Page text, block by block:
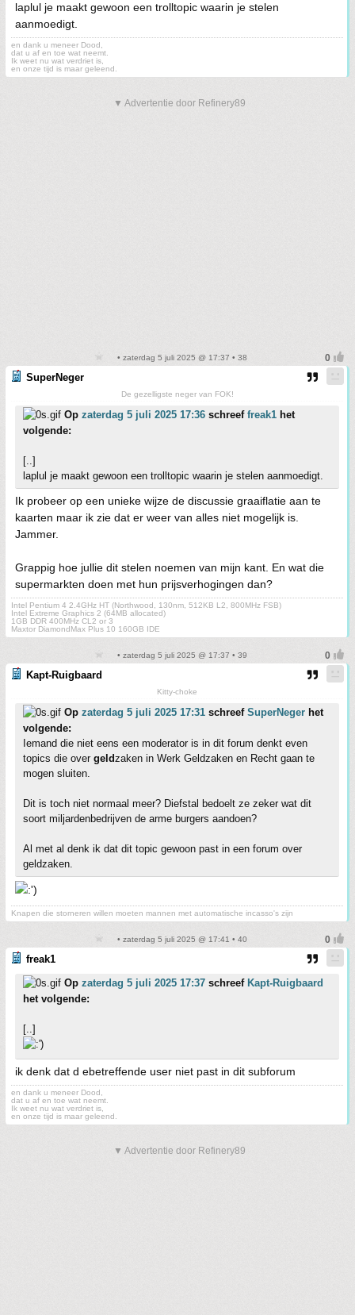
laplul je maakt gewoon een trolltopic waarin je stelen
aanmoedigt.
en dank u meneer Dood,
dat u af en toe wat neemt.
Ik weet nu wat verdriet is,
en onze tijd is maar geleend.
▼ Advertentie door Refinery89
• zaterdag 5 juli 2025 @ 17:37 • 38
SuperNeger
De gezelligste neger van FOK!
Op zaterdag 5 juli 2025 17:36 schreef freak1 het
volgende:
[..]
laplul je maakt gewoon een trolltopic waarin je stelen aanmoedigt.
Ik probeer op een unieke wijze de discussie graaiflatie aan te
kaarten maar ik zie dat er weer van alles niet mogelijk is.
Jammer.
Grappig hoe jullie dit stelen noemen van mijn kant. En wat die
supermarkten doen met hun prijsverhogingen dan?
Intel Pentium 4 2.4GHz HT (Northwood, 130nm, 512KB L2, 800MHz FSB)
Intel Extreme Graphics 2 (64MB allocated)
1GB DDR 400MHz CL2 or 3
Maxtor DiamondMax Plus 10 160GB IDE
• zaterdag 5 juli 2025 @ 17:37 • 39
Kapt-Ruigbaard
Kitty-choke
Op zaterdag 5 juli 2025 17:31 schreef SuperNeger het
volgende:
Iemand die niet eens een moderator is in dit forum denkt even
topics die over geldzaken in Werk Geldzaken en Recht gaan te
mogen sluiten.
Dit is toch niet normaal meer? Diefstal bedoelt ze zeker wat dit
soort miljardenbedrijven de arme burgers aandoen?
Al met al denk ik dat dit topic gewoon past in een forum over
geldzaken.
Knapen die storneren willen moeten mannen met automatische incasso's zijn
• zaterdag 5 juli 2025 @ 17:41 • 40
freak1
Op zaterdag 5 juli 2025 17:37 schreef Kapt-Ruigbaard
het volgende:
[..]
ik denk dat d ebetreffende user niet past in dit subforum
en dank u meneer Dood,
dat u af en toe wat neemt.
Ik weet nu wat verdriet is,
en onze tijd is maar geleend.
▼ Advertentie door Refinery89